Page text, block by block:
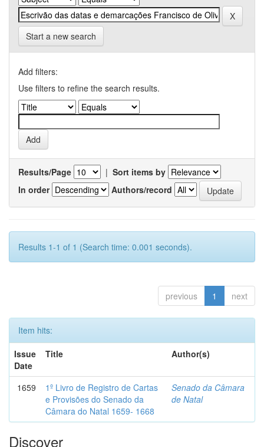
Start a new search
Add filters:
Use filters to refine the search results.
Results/Page | Sort items by
In order
Authors/record
Results 1-1 of 1 (Search time: 0.001 seconds).
previous 1 next
Item hits:
Issue
Date
Title Author(s)
1659
1º Livro de Registro de Cartas
e Provisões do Senado da
Câmara do Natal 1659- 1668
Senado da Câmara
de Natal
Discover